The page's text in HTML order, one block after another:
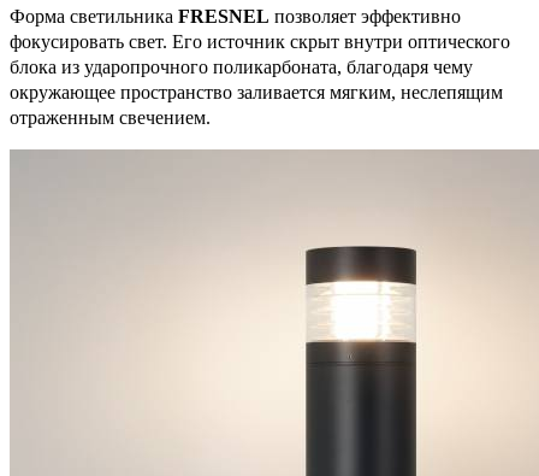
Форма светильника FRESNEL позволяет эффективно
фокусировать свет. Его источник скрыт внутри оптического
блока из ударопрочного поликарбоната, благодаря чему
окружающее пространство заливается мягким, неслепящим
отраженным свечением.